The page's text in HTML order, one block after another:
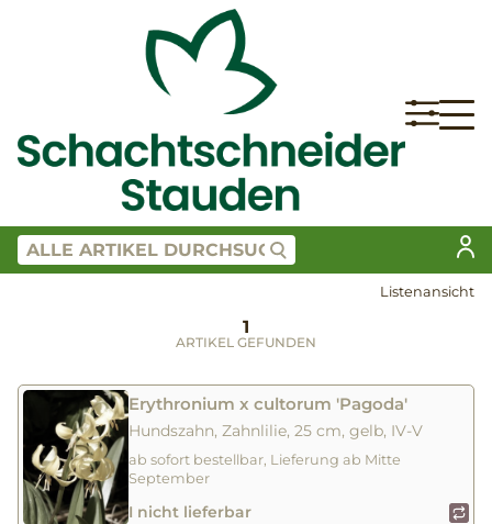
Listenansicht
1
ARTIKEL GEFUNDEN
Erythronium x cultorum 'Pagoda'
Hundszahn, Zahnlilie, 25 cm, gelb, IV-V
ab sofort bestellbar, Lieferung ab Mitte
September
I nicht lieferbar